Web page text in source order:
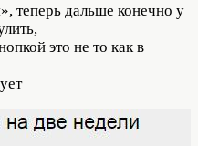
теперь дальше конечно у
это не то как в